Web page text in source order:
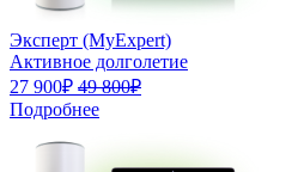
Эксперт (MyExpert)
Активное долголетие
27 900₽ 49 800₽
Подробнее